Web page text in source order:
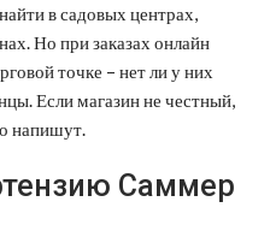
в садовых центрах,
Но при заказах онлайн
точке – нет ли у них
Если магазин не честный,
напишут.
Саммер